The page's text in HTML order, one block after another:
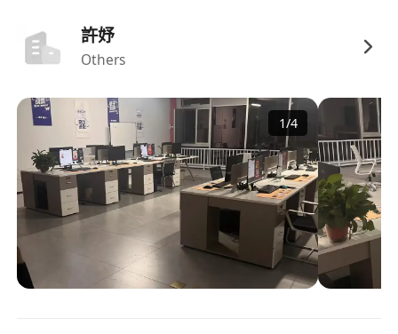
提供具市場競爭力之月薪，按經驗及技術能力評
定，並設有季度績效獎金及年終酬金。
至最多14天）、病假及婚假等合規假期安排。
提供職業安全與健康保障，包括免費年度身體檢
查、意外保險及職業性疾病的適時支援。
設有員工技能發展津貼，鼓勵報讀本地認可之進
修課程或考取更高級別專業資格（如ASE、IMI
或原廠認證）。
提供員工推薦獎勵計劃、節日慰問金、員工優惠
車輛維修服務，以及穩定晉升通道（如高級技
許妤
Others
1/4